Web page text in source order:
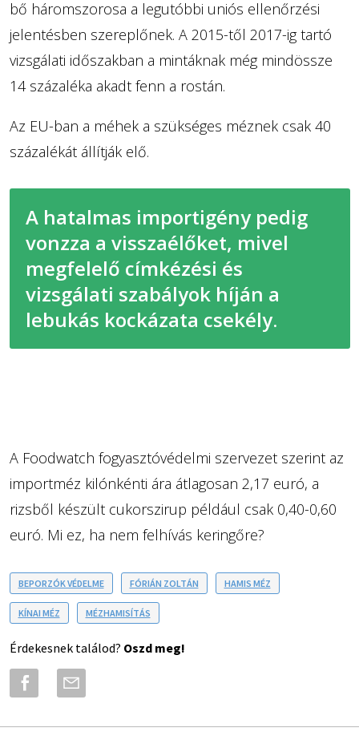
bő háromszorosa a legutóbbi uniós ellenőrzési
jelentésben szereplőnek. A 2015-től 2017-ig tartó
vizsgálati időszakban a mintáknak még mindössze
14 százaléka akadt fenn a rostán.
Az EU-ban a méhek a szükséges méznek csak 40
százalékát állítják elő.
A hatalmas importigény pedig
vonzza a visszaélőket, mivel
megfelelő címkézési és
vizsgálati szabályok híján a
lebukás kockázata csekély.
A Foodwatch fogyasztóvédelmi szervezet szerint az
importméz kilónkénti ára átlagosan 2,17 euró, a
rizsből készült cukorszirup például csak 0,40-0,60
euró. Mi ez, ha nem felhívás keringőre?
BEPORZÓK VÉDELME FÓRIÁN ZOLTÁN HAMIS MÉZ
KÍNAI MÉZ MÉZHAMISÍTÁS
Érdekesnek találod? Oszd meg!